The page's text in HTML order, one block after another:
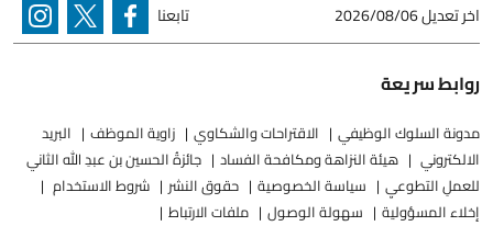
اخر تعديل2026/08/06 تابعنا
روابط سريعة
مدونة السلوك الوظيفي الاقتراحات والشكاوي زاوية الموظف
البريد
الالكتروني
هيئة النزاهة ومكافحة الفساد
جائزةُ الحسين بن عبدِ الله الثاني
للعملِ التطوعيِ
سياسة الخصوصية حقوق النشر
شروط الاستخدام
إخلاء المسؤولية
سهولة الوصول ملفات الارتباط